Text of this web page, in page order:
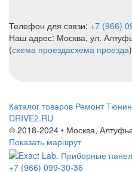
Телефон для связи: +7 (966)
Наш адрес: Москва, ул.
(схема проездасхема проезда)
Каталог товаров Ремонт
DRIVE2.RU
© 2018-2024 • Москва,
Показать маршрут
+7 (966) 099-30-36